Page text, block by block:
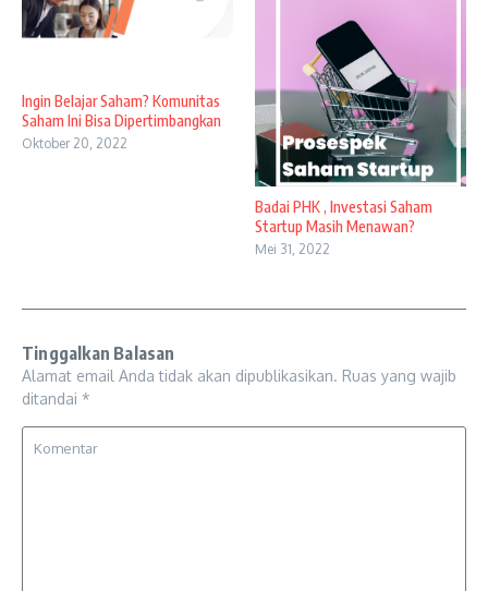
Ingin Belajar Saham? Komunitas
Saham Ini Bisa Dipertimbangkan
Oktober 20, 2022
Badai PHK , Investasi Saham
Startup Masih Menawan?
Mei 31, 2022
Tinggalkan Balasan
Alamat email Anda tidak akan dipublikasikan. Ruas yang wajib
ditandai *